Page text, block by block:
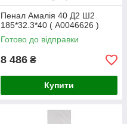
Пенал Амалія 40 Д2 Ш2
185*32.3*40 ( А0046626 )
Готово до відправки
8 486 ₴
Купити